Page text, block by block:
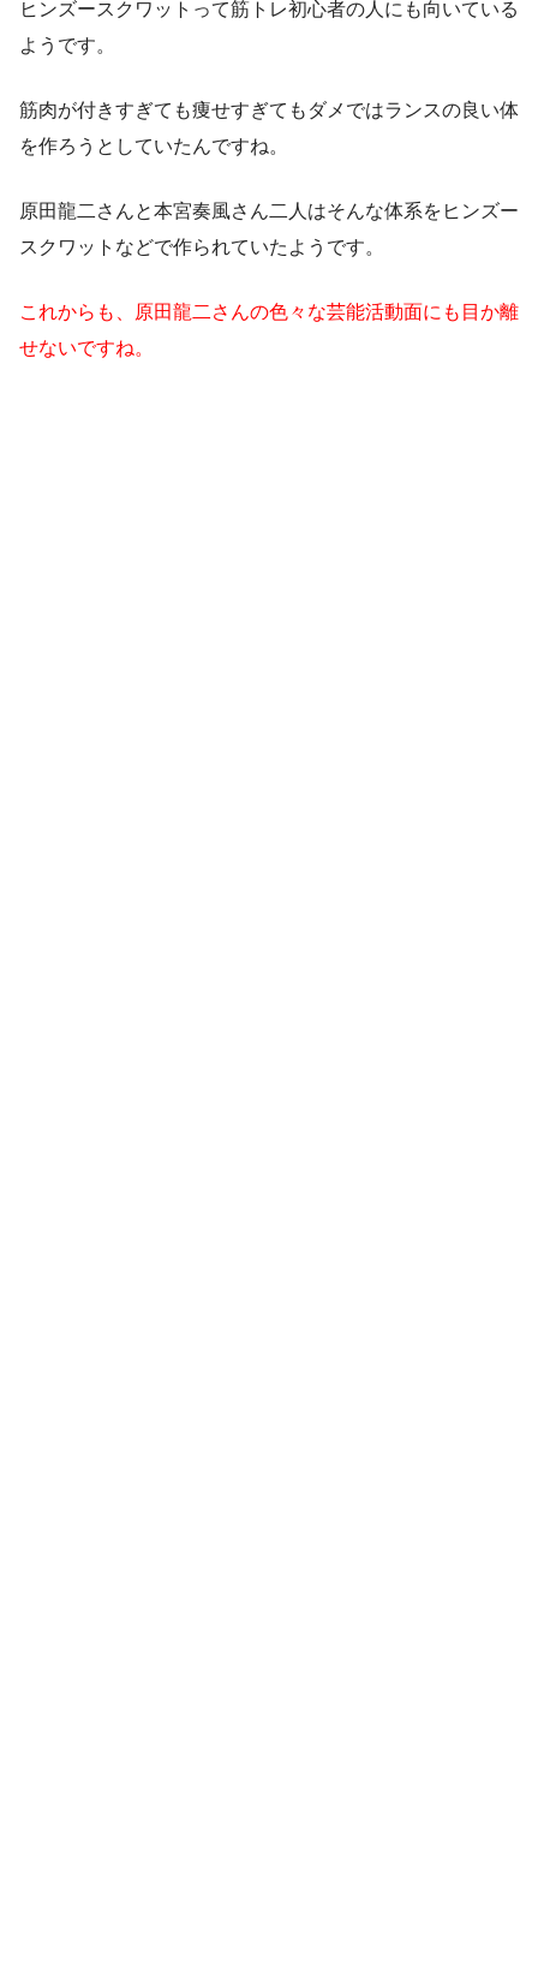
ヒンズースクワットって筋トレ初心者の人にも向いている
ようです。
筋肉が付きすぎても痩せすぎてもダメではランスの良い体
を作ろうとしていたんですね。
原田龍二さんと本宮奏風さん二人はそんな体系をヒンズー
スクワットなどで作られていたようです。
これからも、原田龍二さんの色々な芸能活動面にも目か離
せないですね。